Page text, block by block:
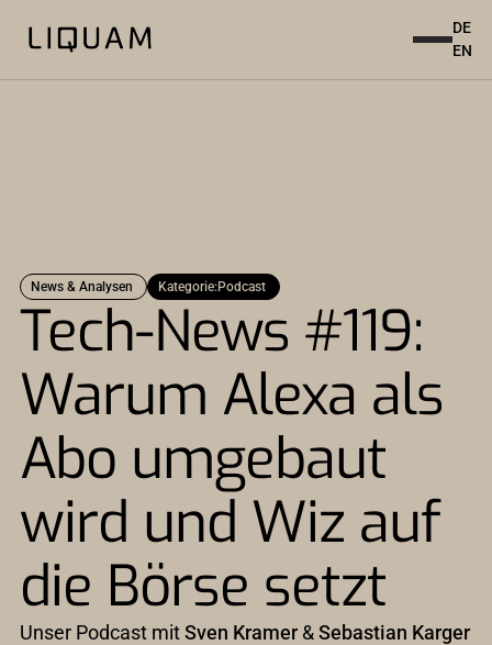
DE
EN
News & Analysen Kategorie:Podcast
Tech-News #119:
Warum Alexa als
Abo umgebaut
wird und Wiz auf
die Börse setzt
Unser Podcast mitSven Kramer &Sebastian Karger